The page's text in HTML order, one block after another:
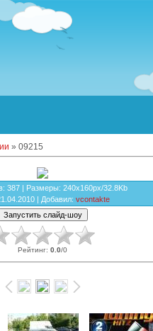
» 09215
: 387 | Размеры: 240x160px/32.8Kb
| Добавил: vcontakte
Рейтинг: 0.0/0